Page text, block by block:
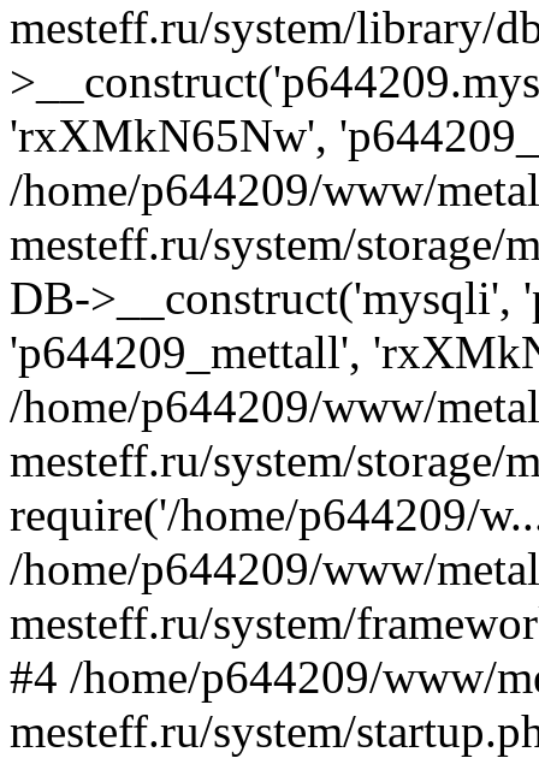
mesteff.ru/system/library/
'rxXMkN65Nw',
/home/p644209/www/
mesteff.ru/system/
DB->__construct('mysqli',
'p644209_mettall',
/home/p644209/www/
mesteff.ru/system/
require('/home/p644209/
/home/p644209/www/
mesteff.ru/system/
#4 /home/p644209/www/
mesteff.ru/system/